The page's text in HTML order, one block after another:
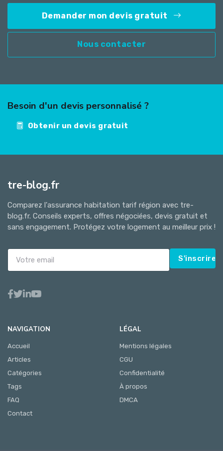
Demander mon devis gratuit
Nous contacter
Besoin d'un devis personnalisé ?
Obtenir un devis gratuit
tre-blog.fr
Comparez l'assurance habitation tarif région avec tre-
blog.fr. Conseils experts, offres négociées, devis gratuit et
sans engagement. Protégez votre logement au meilleur prix !
S'inscrire
NAVIGATION
Accueil
Articles
Catégories
Tags
FAQ
Contact
LÉGAL
Mentions légales
CGU
Confidentialité
À propos
DMCA